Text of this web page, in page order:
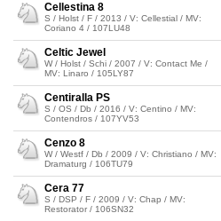
Cellestina 8
S / Holst / F / 2013 / V: Cellestial / MV:
Coriano 4 / 107LU48
Celtic Jewel
W / Holst / Schi / 2007 / V: Contact Me /
MV: Linaro / 105LY87
Centiralla PS
S / OS / Db / 2016 / V: Centino / MV:
Contendros / 107YV53
Cenzo 8
W / Westf / Db / 2009 / V: Christiano / MV:
Dramaturg / 106TU79
Cera 77
S / DSP / F / 2009 / V: Chap / MV:
Restorator / 106SN32